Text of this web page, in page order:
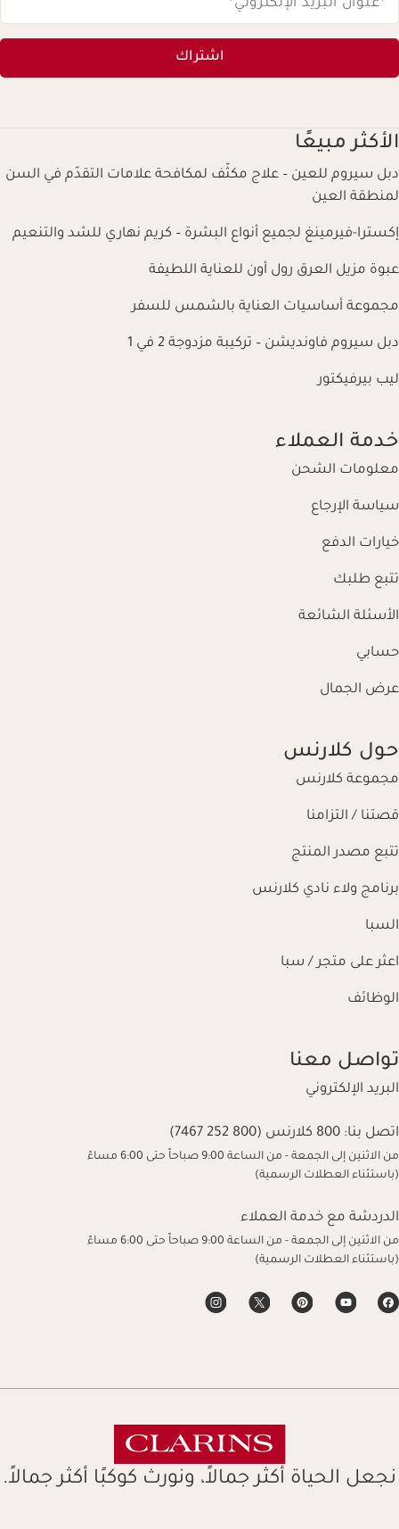
*عنوان البريد الإلكتروني *
اشتراك
الأكثر مبيعًا
دبل سيروم للعين – علاج مكثّف لمكافحة علامات التقدّم في السن
لمنطقة العين
إكسترا-فيرمينغ لجميع أنواع البشرة – كريم نهاري للشد والتنعيم
عبوة مزيل العرق رول أون للعناية اللطيفة
مجموعة أساسيات العناية بالشمس للسفر
دبل سيروم فاونديشن – تركيبة مزدوجة 2 في 1
ليب بيرفيكتور
خدمة العملاء
معلومات الشحن
سياسة الإرجاع
خيارات الدفع
تتبع طلبك
الأسئلة الشائعة
حسابي
عرض الجمال
حول كلارنس
مجموعة كلارنس
قصتنا / التزامنا
تتبع مصدر المنتج
برنامج ولاء نادي كلارنس
السبا
اعثر على متجر / سبا
الوظائف
تواصل معنا
البريد الإلكتروني
اتصل بنا: 800 كلارنس (800 252 7467)
من الاثنين إلى الجمعة - من الساعة 9:00 صباحاً حتى 6:00 مساءً
(باستثناء العطلات الرسمية)
الدردشة مع خدمة العملاء
من الاثنين إلى الجمعة - من الساعة 9:00 صباحاً حتى 6:00 مساءً
(باستثناء العطلات الرسمية)
نجعل الحياة أكثر جمالاً، ونورث كوكبًا أكثر جمالاً.